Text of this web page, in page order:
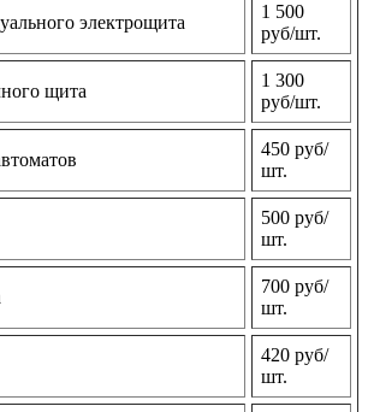
электрощита
1 500
руб/шт.
щита
1 300
руб/шт.
450 руб/
шт.
500 руб/
шт.
700 руб/
шт.
420 руб/
шт.